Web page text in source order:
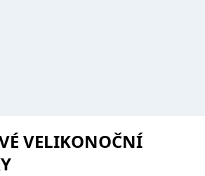
VELIKONOČNÍ